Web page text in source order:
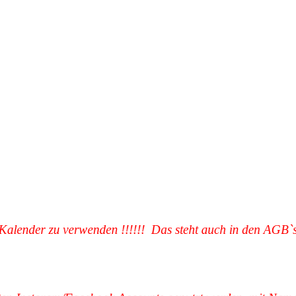
zu verwenden !!!!!! Das steht auch in den